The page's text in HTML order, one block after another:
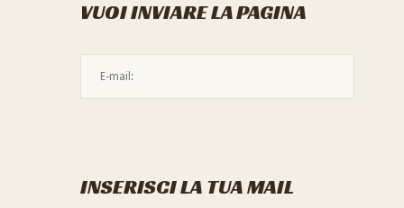
VUOI INVIARE LA PAGINA
INSERISCI LA TUA MAIL